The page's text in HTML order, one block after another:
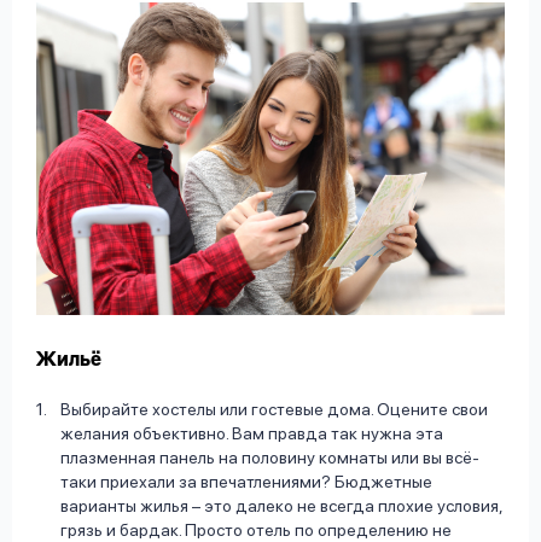
Жильё
Выбирайте хостелы или гостевые дома. Оцените свои
желания объективно. Вам правда так нужна эта
плазменная панель на половину комнаты или вы всё-
таки приехали за впечатлениями? Бюджетные
варианты жилья – это далеко не всегда плохие условия,
грязь и бардак. Просто отель по определению не